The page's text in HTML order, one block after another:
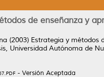
de enseñanza y
(2003) Estrategia y métodos
Universidad Autónoma de
- Versión Aceptada